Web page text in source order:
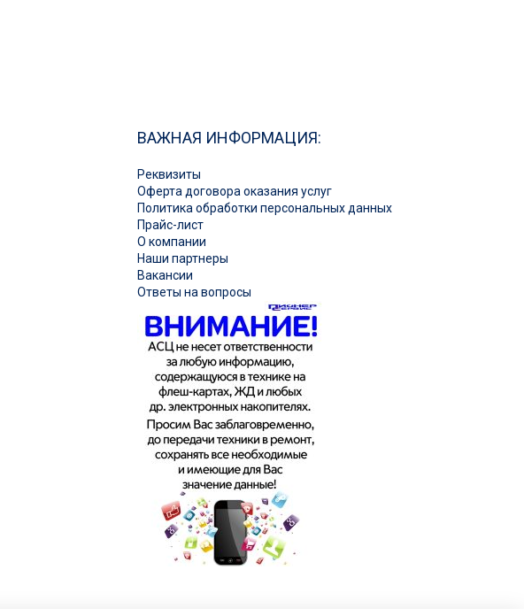
ВАЖНАЯ ИНФОРМАЦИЯ:
Реквизиты
Оферта договора оказания услуг
Политика обработки персональных данных
Прайс-лист
О компании
Наши партнеры
Вакансии
Ответы на вопросы